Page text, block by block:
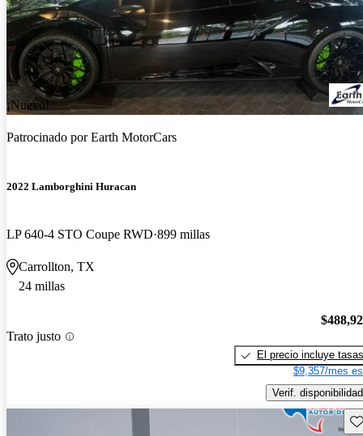
¡Nuevo!
Patrocinado porEarth MotorCars
2022 Lamborghini Huracan
LP 640-4 STO Coupe RWD 899 millas
Carrollton, TX
24 millas
Trato justo
El precio incluye tasas
$9,357/mes
Verif. disponibilidad